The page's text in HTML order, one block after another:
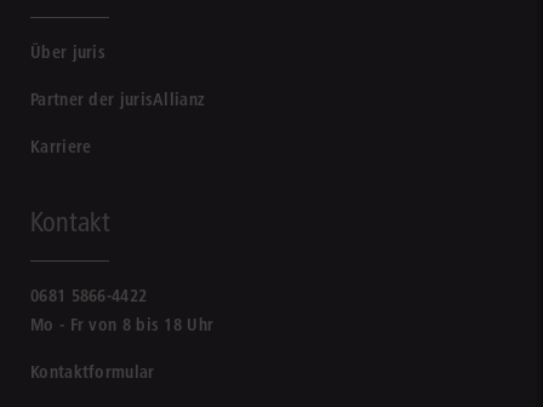
Über juris
Partner der jurisAllianz
Karriere
Kontakt
0681 5866-4422
Mo - Fr von 8 bis 18 Uhr
Kontaktformular